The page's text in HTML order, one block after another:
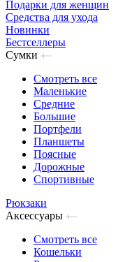
Подарки для женщин
Средства для ухода
Новинки
Бестселлеры
Сумки
Смотреть все
Маленькие
Средние
Большие
Портфели
Планшеты
Поясные
Дорожные
Спортивные
Рюкзаки
Аксессуары
Смотреть все
Кошельки